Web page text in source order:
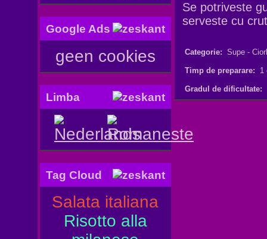
Google Ads
geen cookies
Limba
Tag Cloud
Salata italiana
Risotto alla
Se potriveste
serveste cu
Categorie: Supe -
Timp de preparare: 1
Gradul de dificultate: